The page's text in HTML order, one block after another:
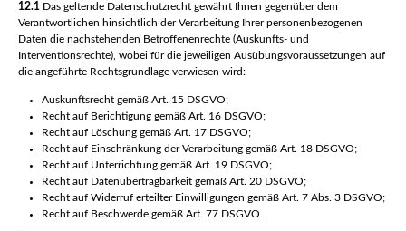
12.1 Das geltende Datenschutzrecht gewährt Ihnen gegenüber dem
Verantwortlichen hinsichtlich der Verarbeitung Ihrer personenbezogenen
Daten die nachstehenden Betroffenenrechte (Auskunfts- und
Interventionsrechte), wobei für die jeweiligen Ausübungsvoraussetzungen auf
die angeführte Rechtsgrundlage verwiesen wird:
Auskunftsrecht gemäß Art. 15 DSGVO;
Recht auf Berichtigung gemäß Art. 16 DSGVO;
Recht auf Löschung gemäß Art. 17 DSGVO;
Recht auf Einschränkung der Verarbeitung gemäß Art. 18 DSGVO;
Recht auf Unterrichtung gemäß Art. 19 DSGVO;
Recht auf Datenübertragbarkeit gemäß Art. 20 DSGVO;
Recht auf Widerruf erteilter Einwilligungen gemäß Art. 7 Abs. 3 DSGVO;
Recht auf Beschwerde gemäß Art. 77 DSGVO.